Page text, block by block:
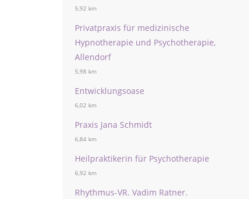
5,92 km
Privatpraxis für medizinische
Hypnotherapie und Psychotherapie,
Allendorf
5,98 km
Entwicklungsoase
6,02 km
Praxis Jana Schmidt
6,84 km
Heilpraktikerin für Psychotherapie
6,92 km
Rhythmus-VR. Vadim Ratner.